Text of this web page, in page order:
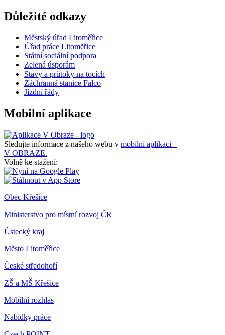
Důležité odkazy
Městský úřad Litoměřice
Úřad práce Litoměřice
Státní sociální podpora
Zelená úsporám
Stavy a průtoky na tocích
Záchranná stanice Falco
Jízdní řády
Mobilní aplikace
Sledujte informace z našeho webu v mobilní aplikaci –
V OBRAZE.
Volně ke stažení:
Obec Křešice
Ministerstvo pro místní rozvoj ČR
Ústecký kraj
Město Litoměřice
České středohoří
ZŠ a MŠ Křešice
Mobilní rozhlas
Nabídky práce